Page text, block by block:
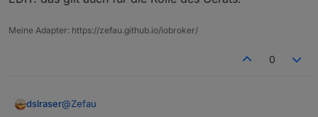
Meine Adapter: https://zefau.github.io/iobroker/
0
dslraser@Zefau